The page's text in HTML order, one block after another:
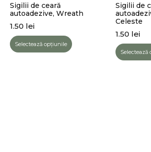
Sigilii de ceară
autoadezive, Wreath
1.50 lei
Selectează opțiunile
Sigilii de
Celeste
1.50 lei